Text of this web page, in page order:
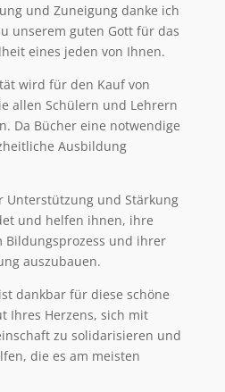
und Zuneigung danke ich
unserem guten Gott für das
eines jeden von Ihnen.
wird für den Kauf von
allen Schülern und Lehrern
Da Bücher eine notwendige
Ausbildung
Unterstützung und Stärkung
und helfen ihnen, ihre
Bildungsprozess und ihrer
auszubauen.
dankbar für diese schöne
Ihres Herzens, sich mit
zu solidarisieren und
die es am meisten